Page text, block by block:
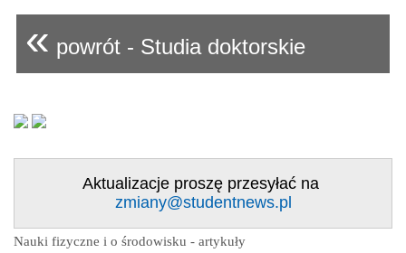
« powrót - Studia doktorskie
Aktualizacje proszę przesyłać na
zmiany@studentnews.pl
Nauki fizyczne i o środowisku - artykuły